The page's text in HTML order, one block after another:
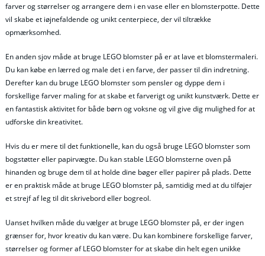
farver og størrelser og arrangere dem i en vase eller en blomsterpotte. Dette
vil skabe et iøjnefaldende og unikt centerpiece, der vil tiltrække
opmærksomhed.
En anden sjov måde at bruge LEGO blomster på er at lave et blomstermaleri.
Du kan købe en lærred og male det i en farve, der passer til din indretning.
Derefter kan du bruge LEGO blomster som pensler og dyppe dem i
forskellige farver maling for at skabe et farverigt og unikt kunstværk. Dette er
en fantastisk aktivitet for både børn og voksne og vil give dig mulighed for at
udforske din kreativitet.
Hvis du er mere til det funktionelle, kan du også bruge LEGO blomster som
bogstøtter eller papirvægte. Du kan stable LEGO blomsterne oven på
hinanden og bruge dem til at holde dine bøger eller papirer på plads. Dette
er en praktisk måde at bruge LEGO blomster på, samtidig med at du tilføjer
et strejf af leg til dit skrivebord eller bogreol.
Uanset hvilken måde du vælger at bruge LEGO blomster på, er der ingen
grænser for, hvor kreativ du kan være. Du kan kombinere forskellige farver,
størrelser og former af LEGO blomster for at skabe din helt egen unikke